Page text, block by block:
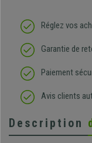
Réglez vos
Garantie de
Paiement
Avis clients
Description